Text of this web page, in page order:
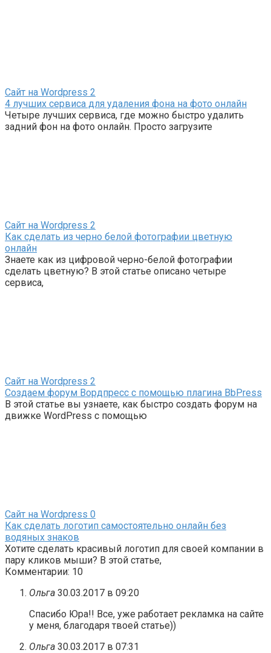
Сайт на Wordpress 2
4 лучших сервиса для удаления фона на фото онлайн
Четыре лучших сервиса, где можно быстро удалить
задний фон на фото онлайн. Просто загрузите
Сайт на Wordpress 2
Как сделать из черно белой фотографии цветную
онлайн
Знаете как из цифровой черно-белой фотографии
сделать цветную? В этой статье описано четыре
сервиса,
Сайт на Wordpress 2
Создаем форум Вордпресс с помощью плагина BbPress
В этой статье вы узнаете, как быстро создать форум на
движке WordPress с помощью
Сайт на Wordpress 0
Как сделать логотип самостоятельно онлайн без
водяных знаков
Хотите сделать красивый логотип для своей компании в
пару кликов мыши? В этой статье,
Комментарии: 10
Ольга 30.03.2017 в 09:20
Спасибо Юра!! Все, уже работает рекламка на сайте
у меня, благодаря твоей статье))
Ольга 30.03.2017 в 07:31